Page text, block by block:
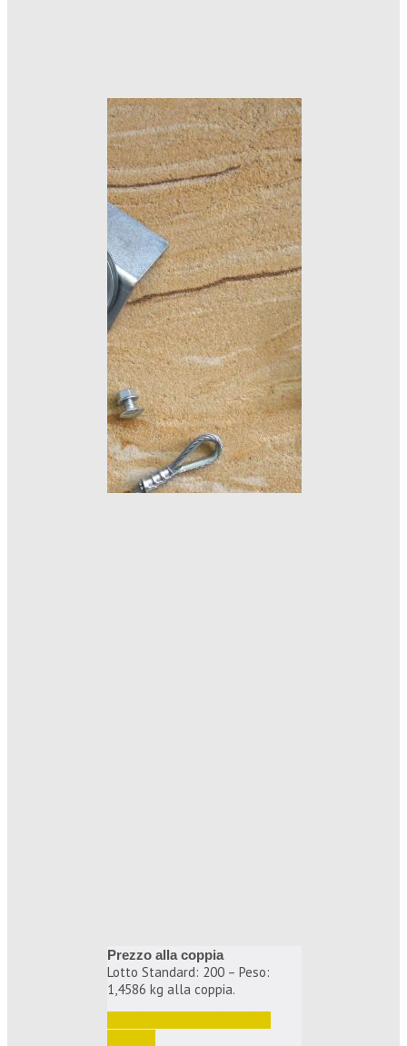
Prezzo alla coppia
Lotto Standard: 200 – Peso:
1,4586 kg alla coppia.